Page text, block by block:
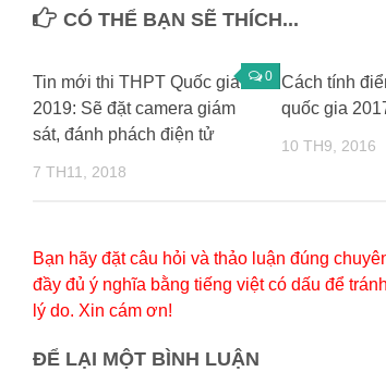
CÓ THỂ BẠN SẼ THÍCH...
0
Tin mới thi THPT Quốc gia
2019: Sẽ đặt camera giám
sát, đánh phách điện tử
7 TH11, 2018
Cách tính
quốc gia
10 TH9, 2016
Bạn hãy đặt câu hỏi và thảo luận đúng
đầy đủ ý nghĩa bằng tiếng việt có dấu để
lý do. Xin cám ơn!
ĐỂ LẠI MỘT BÌNH LUẬN